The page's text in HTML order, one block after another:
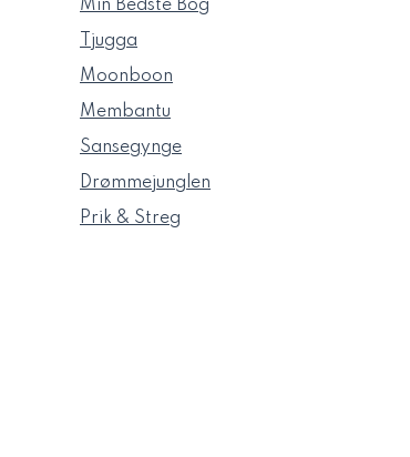
Min Bedste Bog
Tjugga
Moonboon
Membantu
Sansegynge
Drømmejunglen
Prik & Streg